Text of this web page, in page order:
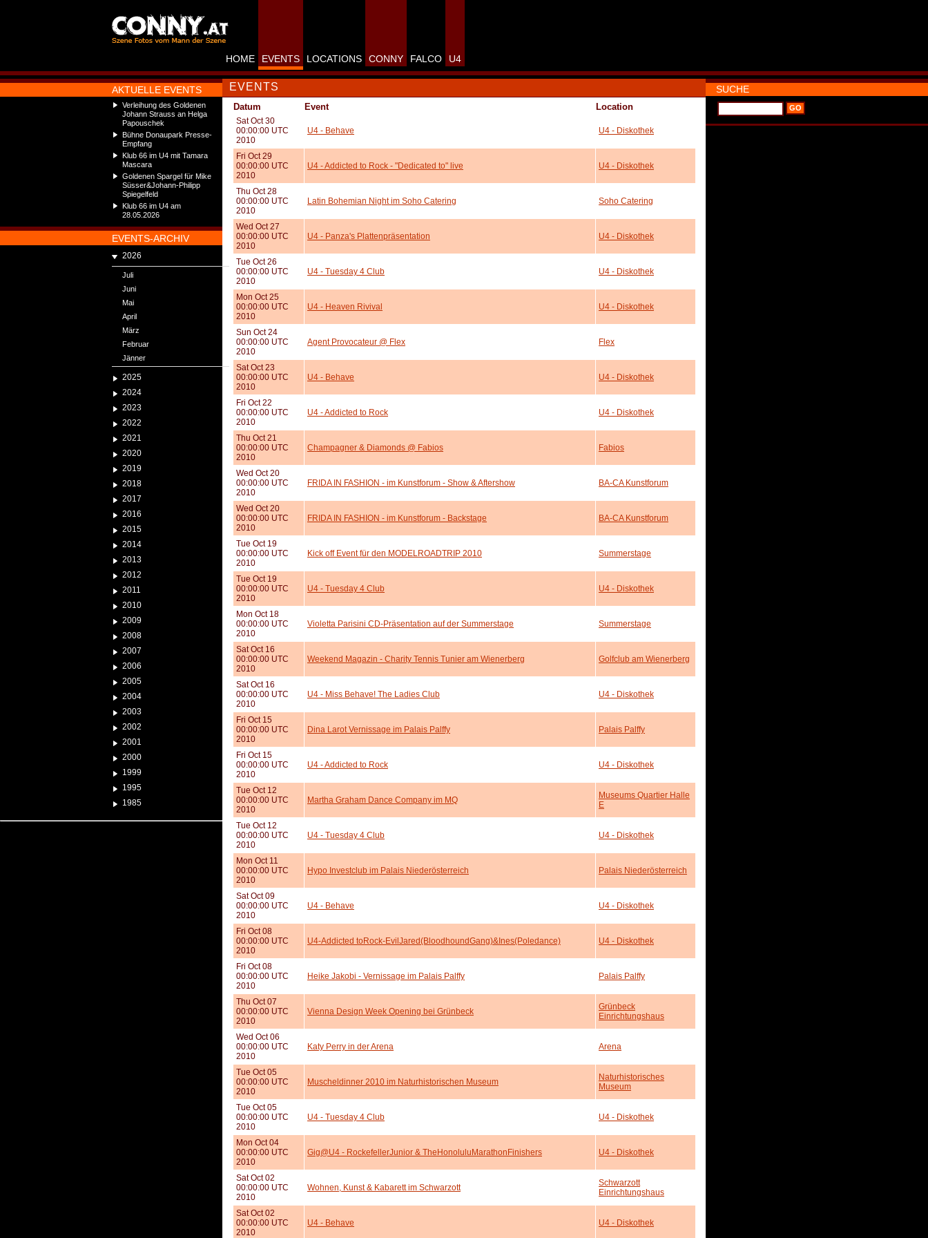
AKTUELLE EVENTS
Verleihung des Goldenen
Johann Strauss an Helga
Papouschek
Bühne Donaupark Presse-
Empfang
Klub 66 im U4 mit Tamara
Mascara
Goldenen Spargel für Mike
Süsser&Johann-Philipp
Spiegelfeld
Klub 66 im U4 am
28.05.2026
EVENTS-ARCHIV
2026
Juli
Juni
Mai
April
März
Februar
Jänner
2025
2024
2023
2022
2021
2020
2019
2018
2017
2016
2015
2014
2013
2012
2011
2010
2009
2008
2007
2006
2005
2004
2003
2002
2001
2000
1999
1995
1985
HOME EVENTS LOCATIONS CONNY FALCO U4
EVENTS
Datum Event Location
Sat Oct 30
00:00:00 UTC
2010
U4 - Behave U4 - Diskothek
Fri Oct 29
00:00:00 UTC
2010
U4 - Addicted to Rock - "Dedicated to" live U4 - Diskothek
Thu Oct 28
00:00:00 UTC
2010
Latin Bohemian Night im Soho Catering Soho Catering
Wed Oct 27
00:00:00 UTC
2010
U4 - Panza's Plattenpräsentation U4 - Diskothek
Tue Oct 26
00:00:00 UTC
2010
U4 - Tuesday 4 Club U4 - Diskothek
Mon Oct 25
00:00:00 UTC
2010
U4 - Heaven Rivival U4 - Diskothek
Sun Oct 24
00:00:00 UTC
2010
Agent Provocateur @ Flex Flex
Sat Oct 23
00:00:00 UTC
2010
U4 - Behave U4 - Diskothek
Fri Oct 22
00:00:00 UTC
2010
U4 - Addicted to Rock U4 - Diskothek
Thu Oct 21
00:00:00 UTC
2010
Champagner & Diamonds @ Fabios Fabios
Wed Oct 20
00:00:00 UTC
2010
FRIDA IN FASHION - im Kunstforum - Show & Aftershow BA-CA Kunstforum
Wed Oct 20
00:00:00 UTC
2010
FRIDA IN FASHION - im Kunstforum - Backstage BA-CA Kunstforum
Tue Oct 19
00:00:00 UTC
2010
Kick off Event für den MODELROADTRIP 2010 Summerstage
Tue Oct 19
00:00:00 UTC
2010
U4 - Tuesday 4 Club U4 - Diskothek
Mon Oct 18
00:00:00 UTC
2010
Violetta Parisini CD-Präsentation auf der Summerstage Summerstage
Sat Oct 16
00:00:00 UTC
2010
Weekend Magazin - Charity Tennis Tunier am Wienerberg Golfclub am Wienerberg
Sat Oct 16
00:00:00 UTC
2010
U4 - Miss Behave! The Ladies Club U4 - Diskothek
Fri Oct 15
00:00:00 UTC
2010
Dina Larot Vernissage im Palais Palffy Palais Palffy
Fri Oct 15
00:00:00 UTC
2010
U4 - Addicted to Rock U4 - Diskothek
Tue Oct 12
00:00:00 UTC
2010
Martha Graham Dance Company im MQ
Museums Quartier Halle
E
Tue Oct 12
00:00:00 UTC
2010
U4 - Tuesday 4 Club U4 - Diskothek
Mon Oct 11
00:00:00 UTC
2010
Hypo Investclub im Palais Niederösterreich Palais Niederösterreich
Sat Oct 09
00:00:00 UTC
2010
U4 - Behave U4 - Diskothek
Fri Oct 08
00:00:00 UTC
2010
U4-Addicted toRock-EvilJared(BloodhoundGang)&Ines(Poledance) U4 - Diskothek
Fri Oct 08
00:00:00 UTC
2010
Heike Jakobi - Vernissage im Palais Palffy Palais Palffy
Thu Oct 07
00:00:00 UTC
2010
Vienna Design Week Opening bei Grünbeck
Grünbeck
Einrichtungshaus
Wed Oct 06
00:00:00 UTC
2010
Katy Perry in der Arena Arena
Tue Oct 05
00:00:00 UTC
2010
Muscheldinner 2010 im Naturhistorischen Museum
Naturhistorisches
Museum
Tue Oct 05
00:00:00 UTC
2010
U4 - Tuesday 4 Club U4 - Diskothek
Mon Oct 04
00:00:00 UTC
2010
Gig@U4 - RockefellerJunior & TheHonoluluMarathonFinishers U4 - Diskothek
Sat Oct 02
00:00:00 UTC
2010
Wohnen, Kunst & Kabarett im Schwarzott
Schwarzott
Einrichtungshaus
Sat Oct 02
00:00:00 UTC
2010
U4 - Behave U4 - Diskothek
SUCHE